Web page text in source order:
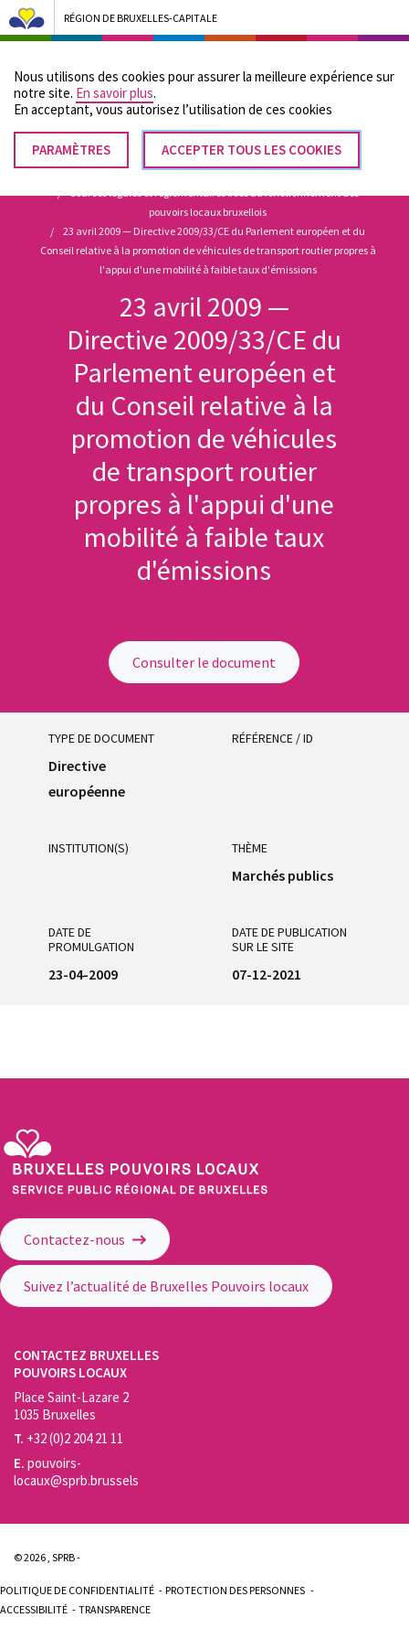
Nous utilisons des cookies pour assurer la meilleure expérience sur
notre site. En savoir plus.
En acceptant, vous autorisez lʼutilisation de ces cookies
PARAMÈTRES ACCEPTER TOUS LES COOKIES
RETIRER
LE
RÉGION DE BRUXELLES-CAPITALE
Bruxelles Pouvoirs Locaux - Aller à la page d'accueil
Menu
Fil
d'Ariane
Accueil
pouvoirs locaux bruxellois
23 avril 2009 — Directive 2009/33/CE du Parlement européen et du
Conseil relative à la promotion de véhicules de transport routier propres à
l'appui d'une mobilité à faible taux d'émissions
23 avril 2009 —
Directive 2009/33/CE du
Parlement européen et
du Conseil relative à la
promotion de véhicules
de transport routier
propres à l'appui d'une
mobilité à faible taux
d'émissions
Consulter le document
TYPE DE DOCUMENT
Directive
européenne
RÉFÉRENCE / ID
INSTITUTION(S) THÈME
Marchés publics
DATE DE
PROMULGATION
23-04-2009
DATE DE PUBLICATION
SUR LE SITE
07-12-2021
Contactez-nous
Suivez l’actualité de Bruxelles Pouvoirs locaux
CONTACTEZ BRUXELLES
POUVOIRS LOCAUX
Place Saint-Lazare 2
1035 Bruxelles
T. +32 (0)2 204 21 11
E. pouvoirs-
locaux@sprb.brussels
© 2026 , SPRB -
POLITIQUE DE CONFIDENTIALITÉ
PROTECTION DES PERSONNES
ACCESSIBILITÉ
TRANSPARENCE